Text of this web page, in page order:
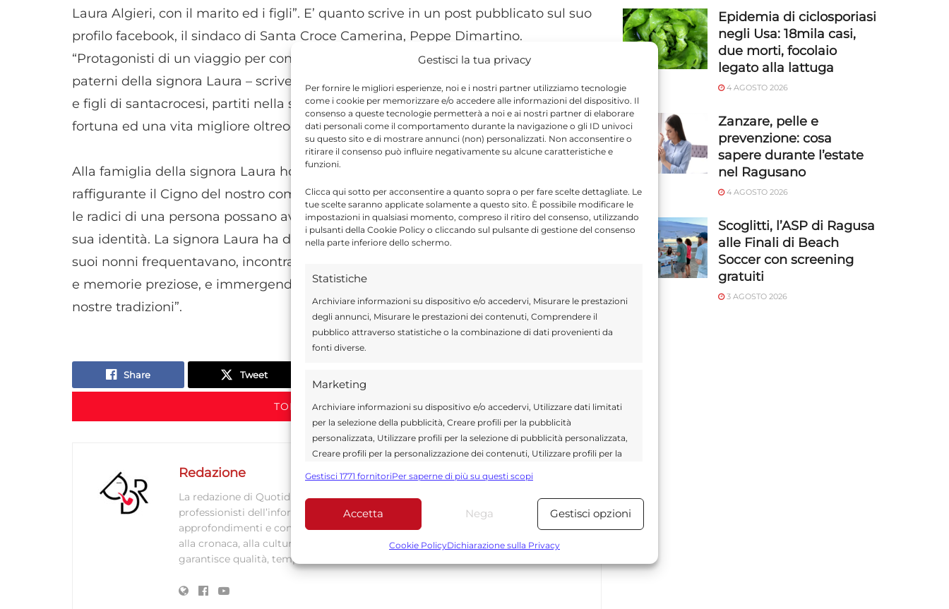
Gestisci la tua privacy
Per fornire le migliori esperienze, noi e i nostri partner utilizziamo tecnologie
come i cookie per memorizzare e/o accedere alle informazioni del dispositivo. Il
consenso a queste tecnologie permetterà a noi e ai nostri partner di elaborare
dati personali come il comportamento durante la navigazione o gli ID univoci
su questo sito e di mostrare annunci (non) personalizzati. Non acconsentire o
ritirare il consenso può influire negativamente su alcune caratteristiche e
funzioni.
Clicca qui sotto per acconsentire a quanto sopra o per fare scelte dettagliate. Le
tue scelte saranno applicate solamente a questo sito. È possibile modificare le
impostazioni in qualsiasi momento, compreso il ritiro del consenso, utilizzando
i pulsanti della Cookie Policy o cliccando sul pulsante di gestione del consenso
nella parte inferiore dello schermo.
Statistiche
Archiviare informazioni su dispositivo e/o accedervi, Misurare le prestazioni
degli annunci, Misurare le prestazioni dei contenuti, Comprendere il
pubblico attraverso statistiche o la combinazione di dati provenienti da
fonti diverse.
Marketing
Archiviare informazioni su dispositivo e/o accedervi, Utilizzare dati limitati
per la selezione della pubblicità, Creare profili per la pubblicità
personalizzata, Utilizzare profili per la selezione di pubblicità personalizzata,
Creare profili per la personalizzazione dei contenuti, Utilizzare profili per la
Utilizzare dati limitati per la selezione dei contenuti.
Funzionalità Sempre attivo
Abbinare e combinare dati provenienti da altre fonti di dati,
Gestisci 1771 fornitoriPer saperne di più su questi scopi
Accetta Nega Gestisci opzioni
Cookie PolicyDichiarazione sulla Privacy
Laura Algieri, con il marito ed i figli”. E’ quanto scrive in un post pubblicato sul suo
profilo facebook, il sindaco di Santa Croce Camerina, Peppe Dimartino.
“Protagonisti di un viaggio per conoscere i luoghi delle proprie origini: i nonni
paterni della signora Laura – scrive il sindaco Dimartino – erano infatti santacrocesi
e figli di santacrocesi, partiti nella seconda metà del secolo scorso a cercare
fortuna ed una vita migliore oltreoceano.
Alla famiglia della signora Laura ho donato, a nome della città, un piccolo ricordo
raffigurante il Cigno del nostro comune. La sua storia è un potente ricordo di come
le radici di una persona possano avere un profondo impatto sulla sua vita e sulla
sua identità. La signora Laura ha dunque esplorato la città, visitando i luoghi che i
suoi nonni frequentavano, incontrando i nostri anziani che condividevano racconti
e memorie preziose, e immergendosi completamente nella nostra cultura e nelle
nostre tradizioni”.
Share Tweet
TORNA IN ATTUALITÀ
Redazione
La redazione di Quotidianodiragusa.it è composta da giornalisti, collaboratori e
professionisti dell’informazione che ogni giorno lavorano per offrire notizie,
approfondimenti e contenuti accurati dedicati alla Sicilia, all’attualità, alla politica,
alla cronaca, alla cultura e allo sport. Un team dinamico e indipendente che
garantisce qualità, tempestività e affidabilità.
Epidemia di ciclosporiasi
negli Usa: 18mila casi,
due morti, focolaio
legato alla lattuga
4 AGOSTO 2026
Zanzare, pelle e
prevenzione: cosa
sapere durante l’estate
nel Ragusano
4 AGOSTO 2026
Scoglitti, l’ASP di Ragusa
alle Finali di Beach
Soccer con screening
gratuiti
3 AGOSTO 2026